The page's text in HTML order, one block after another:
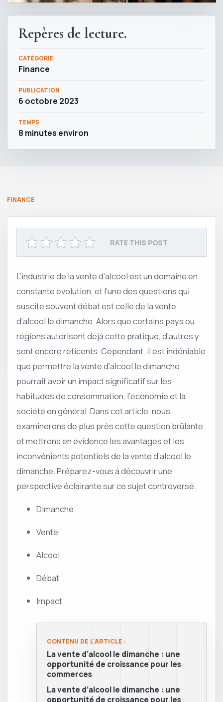
Repères de lecture.
CATÉGORIE
Finance
PUBLICATION
6 octobre 2023
TEMPS
8 minutes environ
FINANCE
RATE THIS POST
L’industrie de la vente d’alcool est un domaine en
constante évolution, et l’une des questions qui
suscite souvent débat est celle de la vente
d’alcool le dimanche. Alors que certains pays ou
régions autorisent déjà cette pratique, d’autres y
sont encore réticents. Cependant, il est indéniable
que permettre la vente d’alcool le dimanche
pourrait avoir un impact significatif sur les
habitudes de consommation, l’économie et la
société en général. Dans cet article, nous
examinerons de plus près cette question brûlante
et mettrons en évidence les avantages et les
inconvénients potentiels de la vente d’alcool le
dimanche. Préparez-vous à découvrir une
perspective éclairante sur ce sujet controversé.
Dimanche
Vente
Alcool
Débat
Impact
CONTENU DE L'ARTICLE :
La vente d’alcool le dimanche : une
opportunité de croissance pour les
commerces
La vente d’alcool le dimanche : une